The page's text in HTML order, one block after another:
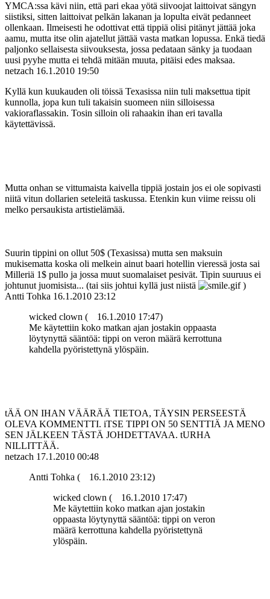
YMCA:ssa kävi niin, että pari ekaa yötä siivoojat laittoivat sängyn
siistiksi, sitten laittoivat pelkän lakanan ja lopulta eivät pedanneet
ollenkaan. Ilmeisesti he odottivat että tippiä olisi pitänyt jättää joka
aamu, mutta itse olin ajatellut jättää vasta matkan lopussa. Enkä tiedä
paljonko sellaisesta siivouksesta, jossa pedataan sänky ja tuodaan
uusi pyyhe mutta ei tehdä mitään muuta, pitäisi edes maksaa.
netzach 16.1.2010 19:50
Kyllä kun kuukauden oli töissä Texasissa niin tuli maksettua tipit
kunnolla, jopa kun tuli takaisin suomeen niin silloisessa
vakioraflassakin. Tosin silloin oli rahaakin ihan eri tavalla
käytettävissä.
Mutta onhan se vittumaista kaivella tippiä jostain jos ei ole sopivasti
niitä vitun dollarien seteleitä taskussa. Etenkin kun viime reissu oli
melko persaukista artistielämää.
Suurin tippini on ollut 50$ (Texasissa) mutta sen maksuin
mukisematta koska oli melkein ainut baari hotellin vieressä josta sai
Milleriä 1$ pullo ja jossa muut suomalaiset pesivät. Tipin suuruus ei
johtunut juomisista... (tai siis johtui kyllä just niistä
)
Antti Tohka 16.1.2010 23:12
wicked clown (
16.1.2010 17:47)
Me käytettiin koko matkan ajan jostakin oppaasta
löytynyttä sääntöä: tippi on veron määrä kerrottuna
kahdella pyöristettynä ylöspäin.
tÄÄ ON IHAN VÄÄRÄÄ TIETOA, TÄYSIN PERSEESTÄ
OLEVA KOMMENTTI. iTSE TIPPI ON 50 SENTTIÄ JA MENO
SEN JÄLKEEN TÄSTÄ JOHDETTAVAA. tURHA
NILLITTÄÄ.
netzach 17.1.2010 00:48
Antti Tohka (
16.1.2010 23:12)
wicked clown (
16.1.2010 17:47)
Me käytettiin koko matkan ajan jostakin
oppaasta löytynyttä sääntöä: tippi on veron
määrä kerrottuna kahdella pyöristettynä
ylöspäin.